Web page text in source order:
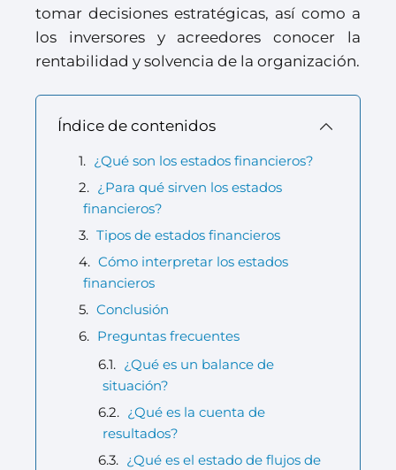
tomar decisiones estratégicas, así como a
los inversores y acreedores conocer la
rentabilidad y solvencia de la organización.
Índice de contenidos
¿Qué son los estados financieros?
¿Para qué sirven los estados
financieros?
Tipos de estados financieros
Cómo interpretar los estados
financieros
Conclusión
Preguntas frecuentes
¿Qué es un balance de
situación?
¿Qué es la cuenta de
resultados?
¿Qué es el estado de flujos de